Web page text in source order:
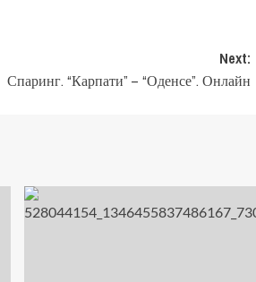
Next:
Спаринг. “Карпати” – “Оденсе”. Онлайн